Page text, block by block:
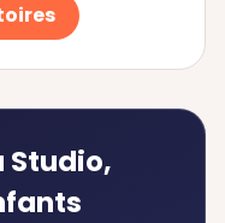
Studio,